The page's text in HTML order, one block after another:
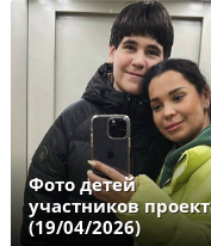
Фото детей
участников
(19/04/2026)